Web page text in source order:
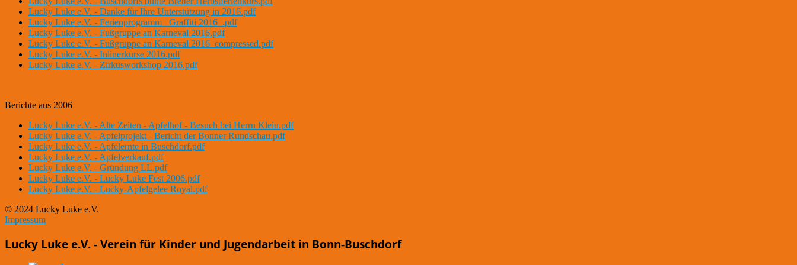
Lucky Luke e.V. - Danke für Ihre Unterstützung in 2016.pdf
Lucky Luke e.V. - Ferienprogramm _Graffiti 2016_.pdf
Lucky Luke e.V. - Fußgruppe an Karneval 2016.pdf
Lucky Luke e.V. - Fußgruppe an Karneval 2016_compressed.pdf
Lucky Luke e.V. - Inlinerkurse 2016.pdf
Lucky Luke e.V. - Zirkusworkshop 2016.pdf
Berichte aus 2006
Lucky Luke e.V. - Alte Zeiten - Apfelhof - Besuch bei Herrn Klein.pdf
Lucky Luke e.V. - Apfelprojekt - Bericht der Bonner Rundschau.pdf
Lucky Luke e.V. - Apfelernte in Buschdorf.pdf
Lucky Luke e.V. - Apfelverkauf.pdf
Lucky Luke e.V. - Gründung LL.pdf
Lucky Luke e.V. - Lucky Luke Fest 2006.pdf
Lucky Luke e.V. - Lucky-Apfelgelee Royal.pdf
© 2024 Lucky Luke e.V.
Impressum
Lucky Luke e.V. - Verein für Kinder und Jugendarbeit in Bonn-Buschdorf